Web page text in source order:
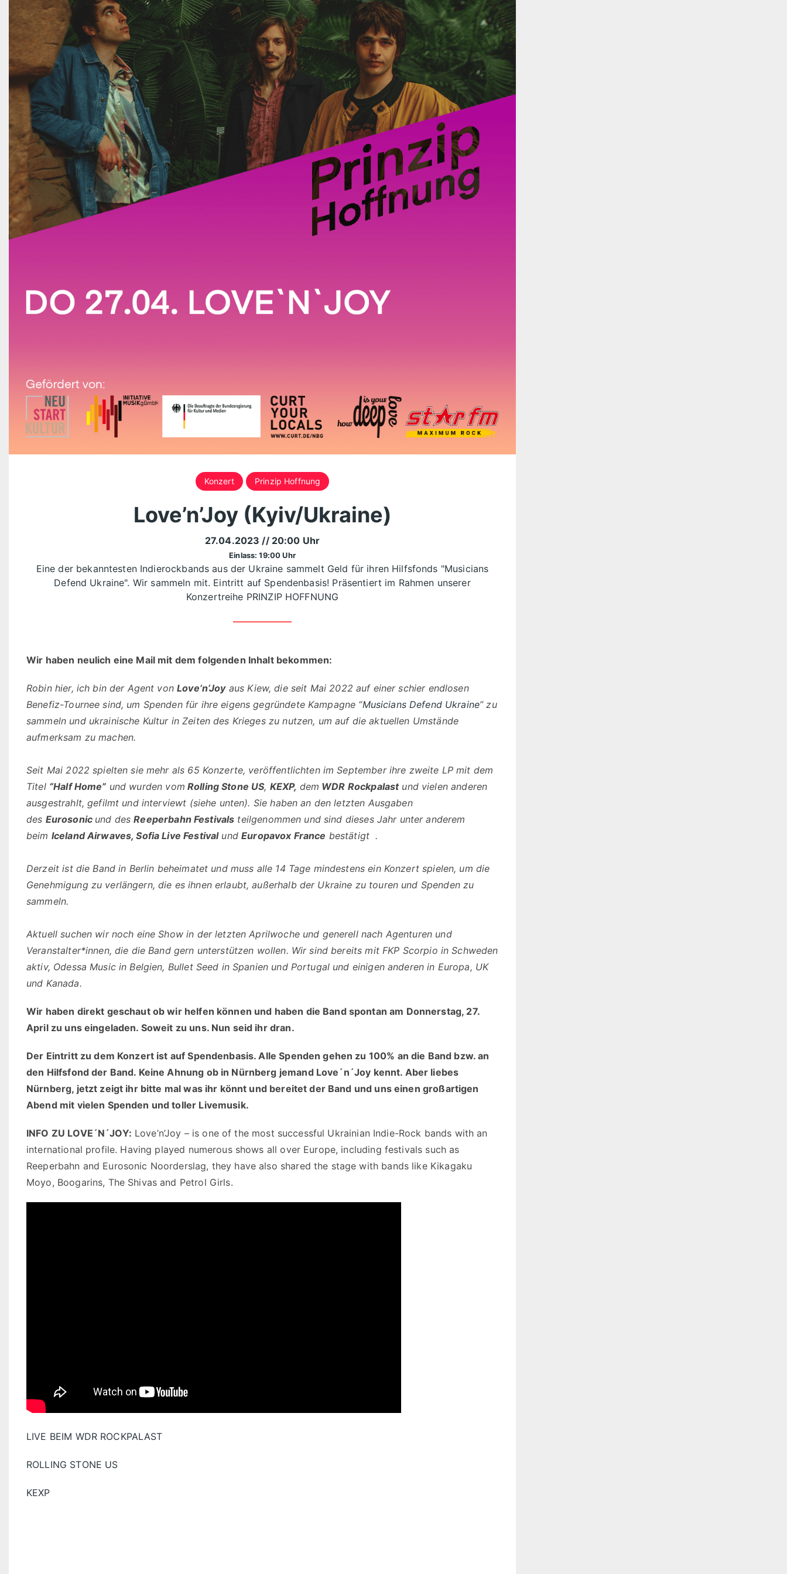
Konzert Prinzip Hoffnung
Love’n’Joy (Kyiv/Ukraine)
27.04.2023// 20:00 Uhr
Einlass: 19:00 Uhr
Eine der bekanntesten Indierockbands aus der Ukraine sammelt Geld für ihren Hilfsfonds "Musicians
Defend Ukraine". Wir sammeln mit. Eintritt auf Spendenbasis! Präsentiert im Rahmen unserer
Konzertreihe PRINZIP HOFFNUNG
Wir haben neulich eine Mail mit dem folgenden Inhalt bekommen:
Robin hier, ich bin der Agent vonLove’n’Joyaus Kiew, die seit Mai 2022 auf einer schier endlosen
Benefiz-Tournee sind, um Spenden für ihre eigens gegründete Kampagne “Musicians Defend Ukraine” zu
sammeln und ukrainische Kultur in Zeiten des Krieges zu nutzen, um auf die aktuellen Umstände
aufmerksam zu machen.
Seit Mai 2022 spielten sie mehr als 65 Konzerte, veröffentlichten im September ihre zweite LP mit dem
Titel “Half Home” und wurden vom Rolling Stone US, KEXP, dem WDR Rockpalastund vielen anderen
ausgestrahlt, gefilmt und interviewt (siehe unten). Sie haben an den letzten Ausgaben
des Eurosonic und desReeperbahn Festivals teilgenommen und sind dieses Jahr unter anderem
beim Iceland Airwaves, Sofia Live FestivalundEuropavox France bestätigt .
Derzeit ist die Band in Berlin beheimatet und muss alle 14 Tage mindestens ein Konzert spielen, um die
Genehmigung zu verlängern, die es ihnen erlaubt, außerhalb der Ukraine zu touren und Spenden zu
sammeln.
Aktuell suchen wir noch eine Show in der letzten Aprilwoche und generell nach Agenturen und
Veranstalter*innen, die die Band gern unterstützen wollen. Wir sind bereits mit FKP Scorpio in Schweden
aktiv, Odessa Music in Belgien, Bullet Seed in Spanien und Portugal und einigen anderen in Europa, UK
und Kanada.
Wir haben direkt geschaut ob wir helfen können und haben die Band spontan am Donnerstag, 27.
April zu uns eingeladen. Soweit zu uns. Nun seid ihr dran.
Der Eintritt zu dem Konzert ist auf Spendenbasis. Alle Spenden gehen zu 100% an die Band bzw. an
den Hilfsfond der Band. Keine Ahnung ob in Nürnberg jemand Love´n´Joy kennt. Aber liebes
Nürnberg, jetzt zeigt ihr bitte mal was ihr könnt und bereitet der Band und uns einen großartigen
Abend mit vielen Spenden und toller Livemusik.
INFO ZU LOVE´N´JOY: Love’n’Joy – is one of the most successful Ukrainian Indie-Rock bands with an
international profile. Having played numerous shows all over Europe, including festivals such as
Reeperbahn and Eurosonic Noorderslag, they have also shared the stage with bands like Kikagaku
Moyo, Boogarins, The Shivas and Petrol Girls.
LIVE BEIM WDR ROCKPALAST
ROLLING STONE US
KEXP